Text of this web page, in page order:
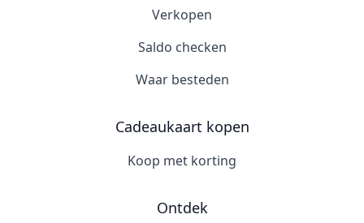
Verkopen
Saldo checken
Waar besteden
Cadeaukaart kopen
Koop met korting
Ontdek